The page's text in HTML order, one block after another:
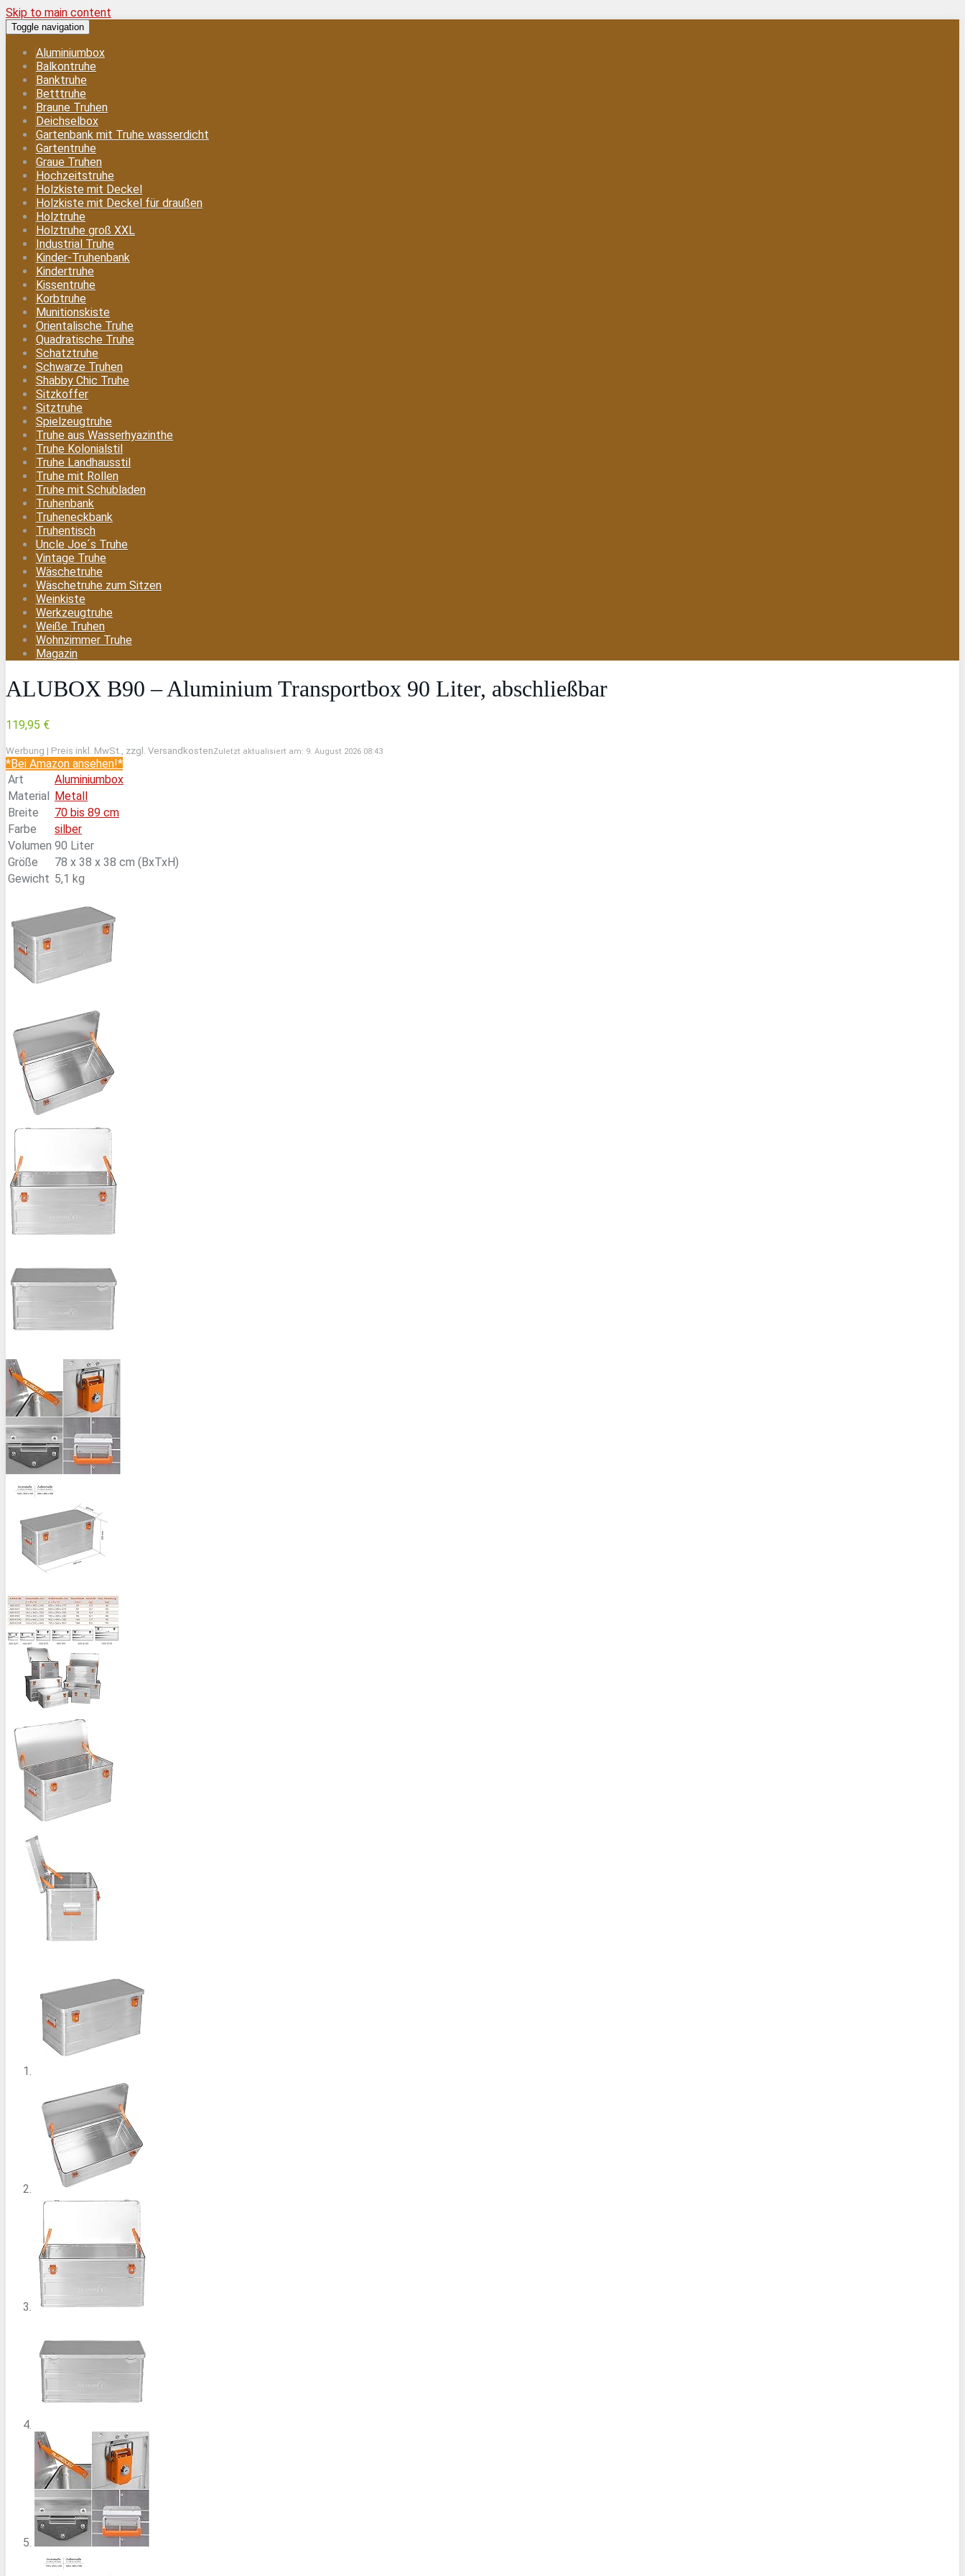
Skip to main content
Toggle navigation
Aluminiumbox
Balkontruhe
Banktruhe
Betttruhe
Braune Truhen
Deichselbox
Gartenbank mit Truhe wasserdicht
Gartentruhe
Graue Truhen
Hochzeitstruhe
Holzkiste mit Deckel
Holzkiste mit Deckel für draußen
Holztruhe
Holztruhe groß XXL
Industrial Truhe
Kinder-Truhenbank
Kindertruhe
Kissentruhe
Korbtruhe
Munitionskiste
Orientalische Truhe
Quadratische Truhe
Schatztruhe
Schwarze Truhen
Shabby Chic Truhe
Sitzkoffer
Sitztruhe
Spielzeugtruhe
Truhe aus Wasserhyazinthe
Truhe Kolonialstil
Truhe Landhausstil
Truhe mit Rollen
Truhe mit Schubladen
Truhenbank
Truheneckbank
Truhentisch
Uncle Joe´s Truhe
Vintage Truhe
Wäschetruhe
Wäschetruhe zum Sitzen
Weinkiste
Werkzeugtruhe
Weiße Truhen
Wohnzimmer Truhe
Magazin
ALUBOX B90 – Aluminium Transportbox 90 Liter, abschließbar
119,95 €
Werbung | Preis inkl. MwSt., zzgl. VersandkostenZuletzt aktualisiert am: 9. August 2026 08:43
*Bei Amazon ansehen!*
Art
Aluminiumbox
Material Metall
Breite
70 bis 89 cm
Farbe
silber
Volumen 90 Liter
Größe
78 x 38 x 38 cm (BxTxH)
Gewicht 5,1 kg